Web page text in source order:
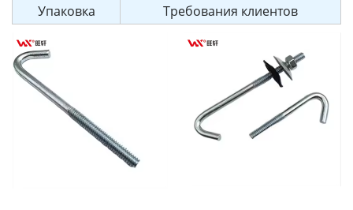
Упаковка
Требования клиентов